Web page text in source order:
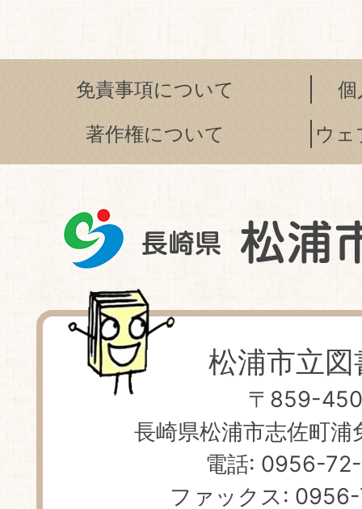
免責事項について
個
著作権について
ウ
松浦市立図
〒859-
長崎県松浦市志佐町浦
電話: 0956-
ファックス: